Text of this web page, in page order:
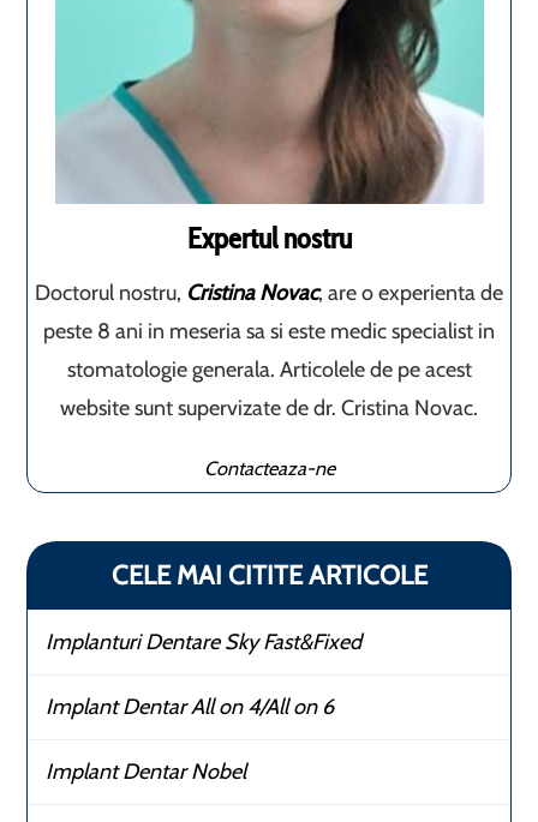
Expertul nostru
Doctorul nostru, Cristina Novac, are o experienta de
peste 8 ani in meseria sa si este medic specialist in
stomatologie generala. Articolele de pe acest
website sunt supervizate de dr. Cristina Novac.
Contacteaza-ne
CELE MAI CITITE ARTICOLE
Implanturi Dentare Sky Fast&Fixed
Implant Dentar All on 4/All on 6
Implant Dentar Nobel